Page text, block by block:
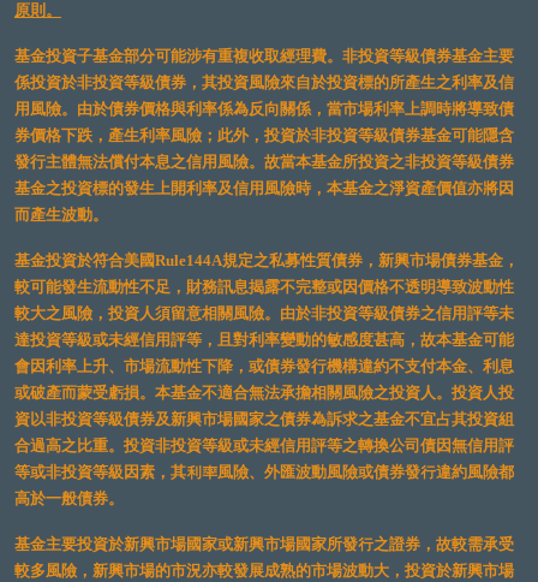
原則。
基金投資子基金部分可能涉有重複收取經理費。非投資等級債券基金主要
係投資於非投資等級債券，其投資風險來自於投資標的所產生之利率及信
用風險。由於債券價格與利率係為反向關係，當市場利率上調時將導致債
券價格下跌，產生利率風險；此外，投資於非投資等級債券基金可能隱含
發行主體無法償付本息之信用風險。故當本基金所投資之非投資等級債券
基金之投資標的發生上開利率及信用風險時，本基金之淨資產價值亦將因
而產生波動。
基金投資於符合美國Rule144A規定之私募性質債券，新興市場債券基金，
較可能發生流動性不足，財務訊息揭露不完整或因價格不透明導致波動性
較大之風險，投資人須留意相關風險。由於非投資等級債券之信用評等未
達投資等級或未經信用評等，且對利率變動的敏感度甚高，故本基金可能
會因利率上升、市場流動性下降，或債券發行機構違約不支付本金、利息
或破產而蒙受虧損。本基金不適合無法承擔相關風險之投資人。投資人投
資以非投資等級債券及新興市場國家之債券為訴求之基金不宜占其投資組
合過高之比重。投資非投資等級或未經信用評等之轉換公司債因無信用評
等或非投資等級因素，其利率風險、外匯波動風險或債券發行違約風險都
高於一般債券。
基金主要投資於新興市場國家或新興市場國家所發行之證券，故較需承受
較多風險，新興市場的市況亦較發展成熟的市場波動大，投資於新興市場